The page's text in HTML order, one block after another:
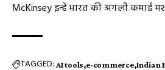
McKinsey इन्हें भारत की अगली कमाई
TAGGED: AI tools e-commerce Indian